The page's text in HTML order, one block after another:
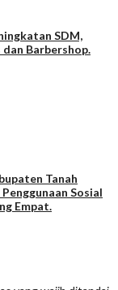
SDM,
Barbershop.
Tanah
Sosial
Empat.